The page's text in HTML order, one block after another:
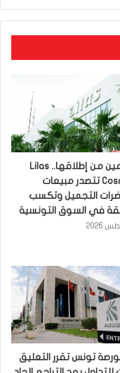
بعد عامين من إطلاقها.. Lilas
Cosmetics تتصدر مبيعات
التجميل وتكسب
في السوق التونسية
تونس تقرر التعليق